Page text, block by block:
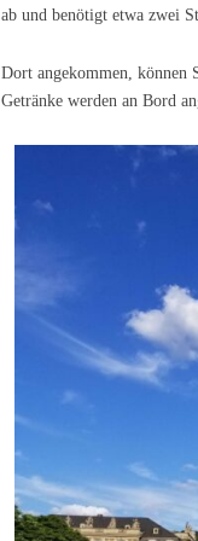
ab und benötigt etwa zwei
Dort angekommen, können
Getränke werden an Bord